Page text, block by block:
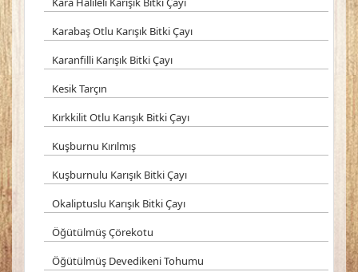
Karabaş Otlu Karışık Bitki Çayı
Karanfilli Karışık Bitki Çayı
Kesik Tarçın
Kırkkilit Otlu Karışık Bitki Çayı
Kuşburnu Kırılmış
Kuşburnulu Karışık Bitki Çayı
Okaliptuslu Karışık Bitki Çayı
Öğütülmüş Çörekotu
Öğütülmüş Devedikeni Tohumu